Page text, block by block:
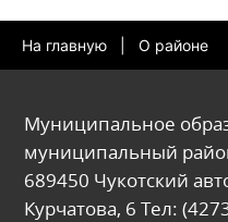
На главную О районе
Муниципальное
муниципальный
689450 Чукотский
Курчатова, 6 Тел: